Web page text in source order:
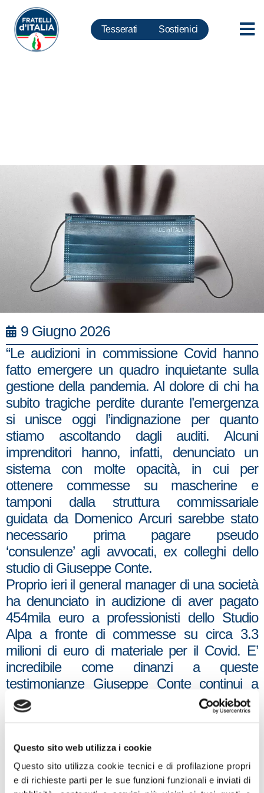
Questo sito web utilizza i cookie
Questo sito utilizza cookie tecnici e di profilazione propri
e di richieste parti per le sue funzioni funzionali e inviati di
Tesserati Sostienici
9 Giugno 2026
“Le audizioni in commissione Covid hanno
fatto emergere un quadro inquietante sulla
gestione della pandemia. Al dolore di chi ha
subito tragiche perdite durante l’emergenza
si unisce oggi l’indignazione per quanto
stiamo ascoltando dagli auditi. Alcuni
imprenditori hanno, infatti, denunciato un
sistema con molte opacità, in cui per
ottenere commesse su mascherine e
tamponi dalla struttura commissariale
guidata da Domenico Arcuri sarebbe stato
necessario prima pagare pseudo
‘consulenze’ agli avvocati, ex colleghi dello
studio di Giuseppe Conte.
Proprio ieri il general manager di una società
ha denunciato in audizione di aver pagato
454mila euro a professionisti dello Studio
Alpa a fronte di commesse su circa 3.3
milioni di euro di materiale per il Covid. E’
incredibile come dinanzi a queste
testimonianze Giuseppe Conte continui a
restare indifferente e a sminuire la vicenda.
Se davvero non ha nulla da nascondere,
commissione? I cittadini meritano rispetto e il
nostro gruppo farà di tutto per far emergere
la verità”. Lo dichiara il capogruppo di Fratelli